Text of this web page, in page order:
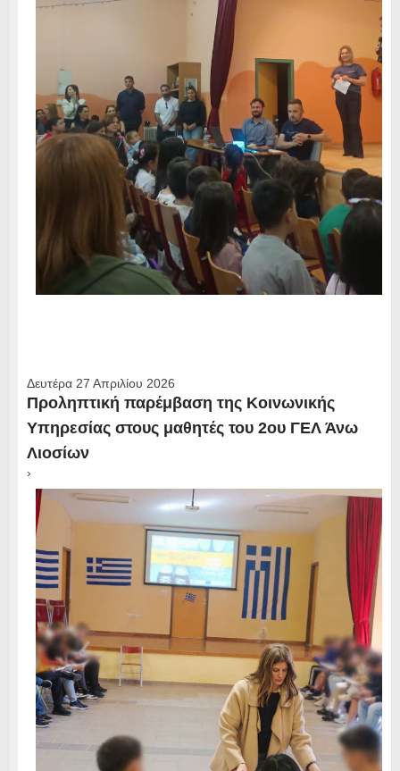
Δευτέρα 27 Απριλίου 2026
Προληπτική παρέμβαση της Κοινωνικής
Υπηρεσίας στους μαθητές του 2ου ΓΕΛ Άνω
Λιοσίων
›